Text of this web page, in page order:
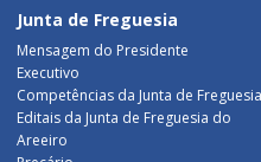
Junta de Freguesia
Mensagem do Presidente
Executivo
Competências da Junta de Freguesia
Editais da Junta de Freguesia do
Areeiro